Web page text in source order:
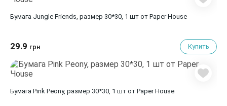
Бумага Jungle Friends, размер 30*30, 1 шт от Paper House
29.9 грн Купить
Бумага Pink Peony, размер 30*30, 1 шт от Paper House